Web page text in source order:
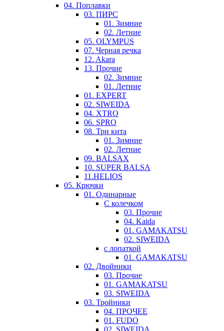
04. Поплавки
03. ПИРС
01. Зимние
02. Летние
05. OLYMPUS
07. Черная речка
12. Akara
13. Прочие
02. Зимние
01. Летние
01. EXPERT
02. SIWEIDA
04. XTRO
06. SPRO
08. Три кита
01. Зимние
02. Летние
09. BALSAX
10. SUPER BALSA
11.HELIOS
05. Крючки
01. Одинарные
С колечком
03. Прочие
04. Kaida
01. GAMAKATSU
02. SIWEIDA
с лопаткой
01. GAMAKATSU
02. Двойники
03. Прочие
01. GAMAKATSU
03. SIWEIDA
03. Тройники
04. ПРОЧЕЕ
01. FUDO
02. SIWEIDA